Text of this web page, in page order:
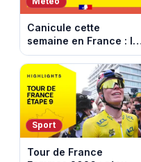
Canicule cette
semaine en France : le
pic de chaleur attendu
entre mercredi et jeudi
Sport
Tour de France